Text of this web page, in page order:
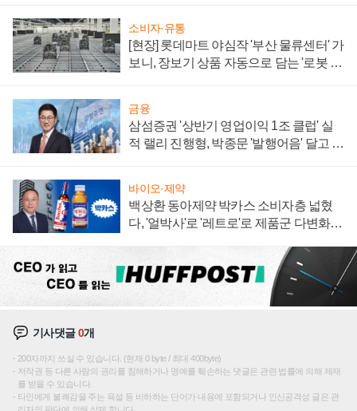
소비자·유통
[현장] 롯데마트 야심작 '부산 물류센터' 가
보니, 장보기 상품 자동으로 담는 '로봇 40
금융
삼섬증권 '상반기 영업이익 1조 클럽' 실
적 랠리 진행형, 박종문 '발행어음' 달고 연
바이오·제약
백상환 동아제약 박카스 소비자층 넓혔
다, '얼박사'로 '레트로'로 제품군 다변화
기사댓글0개
200자까지 쓰실 수 있습니다. (현재 0 byte / 최대 400byte)
저작권 등 다른 사람의 권리를 침해하거나 명예를 훼손하는 댓글은 관련 법률에 의해 제재
를 받을 수 있습니다.
타인에게 불쾌감을 주는 욕설 등 비하하는 단어가 내용에 포함되거나 인신공격성 글은 관